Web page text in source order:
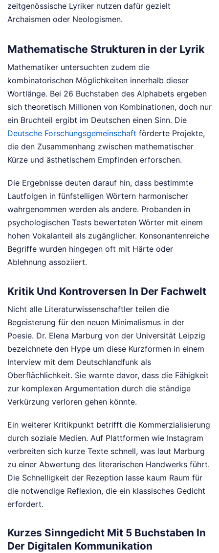
zeitgenössische Lyriker nutzen dafür gezielt
Archaismen oder Neologismen.
Mathematische Strukturen in der Lyrik
Mathematiker untersuchten zudem die
kombinatorischen Möglichkeiten innerhalb dieser
Wortlänge. Bei 26 Buchstaben des Alphabets ergeben
sich theoretisch Millionen von Kombinationen, doch nur
ein Bruchteil ergibt im Deutschen einen Sinn. Die
Deutsche Forschungsgemeinschaft förderte Projekte,
die den Zusammenhang zwischen mathematischer
Kürze und ästhetischem Empfinden erforschen.
Die Ergebnisse deuten darauf hin, dass bestimmte
Lautfolgen in fünfstelligen Wörtern harmonischer
wahrgenommen werden als andere. Probanden in
psychologischen Tests bewerteten Wörter mit einem
hohen Vokalanteil als zugänglicher. Konsonantenreiche
Begriffe wurden hingegen oft mit Härte oder
Ablehnung assoziiert.
Kritik Und Kontroversen In Der Fachwelt
Nicht alle Literaturwissenschaftler teilen die
Begeisterung für den neuen Minimalismus in der
Poesie. Dr. Elena Marburg von der Universität Leipzig
bezeichnete den Hype um diese Kurzformen in einem
Interview mit dem Deutschlandfunk als
Oberflächlichkeit. Sie warnte davor, dass die Fähigkeit
zur komplexen Argumentation durch die ständige
Verkürzung verloren gehen könnte.
Ein weiterer Kritikpunkt betrifft die Kommerzialisierung
durch soziale Medien. Auf Plattformen wie Instagram
verbreiten sich kurze Texte schnell, was laut Marburg
zu einer Abwertung des literarischen Handwerks führt.
Die Schnelligkeit der Rezeption lasse kaum Raum für
die notwendige Reflexion, die ein klassisches Gedicht
erfordert.
Kurzes Sinngedicht Mit 5 Buchstaben In
Der Digitalen Kommunikation